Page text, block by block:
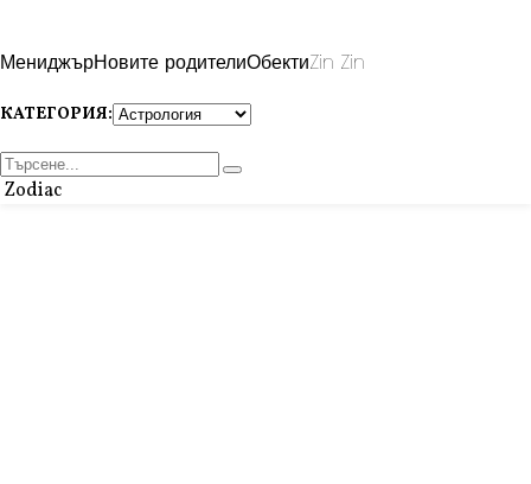
МениджърНовите родителиОбектиZin Zin
КАТЕГОРИЯ:
Zodiac